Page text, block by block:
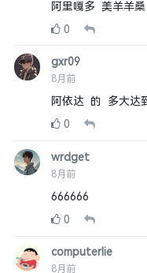
阿里嘎多 美羊羊桑
0
gxr09
8月前
阿依达 的 多大达
0
wrdget
8月前
666666
0
computerlie
8月前